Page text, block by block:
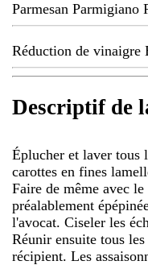
Parmesan Parmigiano
Réduction de vinaigre
Descriptif de
Éplucher et laver tous
carottes en fines
Faire de même avec
préalablement
l'avocat. Ciseler les
Réunir ensuite tous
récipient. Les